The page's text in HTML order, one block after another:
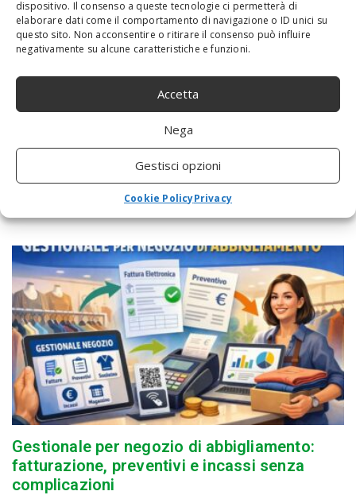
dispositivo. Il consenso a queste tecnologie ci permetterà di
elaborare dati come il comportamento di navigazione o ID unici su
questo sito. Non acconsentire o ritirare il consenso può influire
negativamente su alcune caratteristiche e funzioni.
Accetta
Nega
Gestisci opzioni
Cookie PolicyPrivacy
Cesaroni 7: le storie d’amore dei più piccoli
Gestionale per negozio di abbigliamento:
fatturazione, preventivi e incassi senza
complicazioni